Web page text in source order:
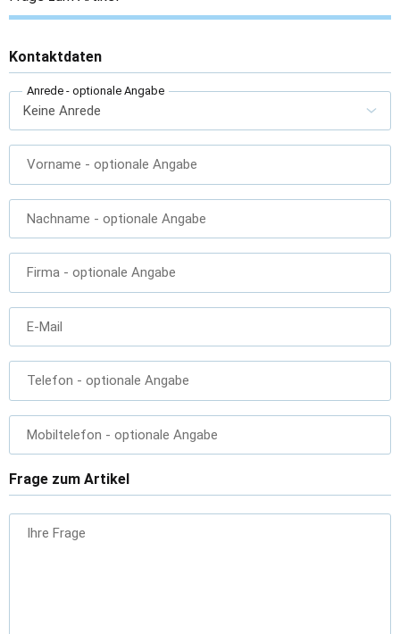
Kontaktdaten
Anrede - optionale Angabe
Vorname - optionale Angabe
Nachname - optionale Angabe
Firma - optionale Angabe
E-Mail
Telefon - optionale Angabe
Mobiltelefon - optionale Angabe
Frage zum Artikel
Ihre Frage